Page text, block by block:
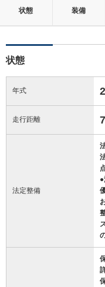
状態 装備
状態
年式
走行距離 7
法定整備